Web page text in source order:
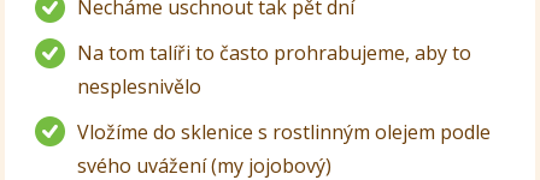
Necháme uschnout tak pět dní
Na tom talíři to často prohrabujeme, aby to
nesplesnivělo
Vložíme do sklenice s rostlinným olejem podle
svého uvážení (my jojobový)